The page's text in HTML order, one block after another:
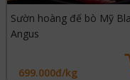
Sườn hoàng đế bò Mỹ
Angus
699.000đ/kg